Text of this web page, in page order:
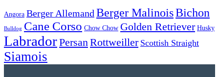
Angora Berger Allemand Berger MalinoisBichon
Bulldog Cane Corso Chow Chow Golden Retriever Husky
LabradorPersan Rottweiller Scottish Straight
Siamois